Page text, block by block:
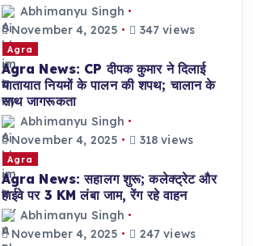
Abhimanyu Singh
November 4, 2025
347 views
Agra
Agra News: CP दीपक कुमार ने दिलाई
यातायात नियमों के पालन की शपथ; चालान के
साथ जागरूकता
Abhimanyu Singh
November 4, 2025
318 views
Agra
Agra News: सहालग शुरू; कलेक्ट्रेट और
हाईवे पर 3 KM लंबा जाम, रेंग रहे वाहन
Abhimanyu Singh
November 4, 2025
247 views